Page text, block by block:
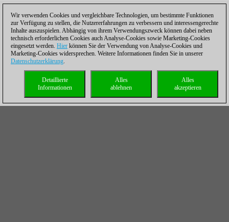
Wir verwenden Cookies und vergleichbare Technologien, um bestimmte Funktionen
zur Verfügung zu stellen, die Nutzererfahrungen zu verbessern und interessengerechte
Inhalte auszuspielen. Abhängig von ihrem Verwendungszweck können dabei neben
technisch erforderlichen Cookies auch Analyse-Cookies sowie Marketing-Cookies
eingesetzt werden. Hier können Sie der Verwendung von Analyse-Cookies und
Marketing-Cookies widersprechen. Weitere Informationen finden Sie in unserer
Datenschutzerklärung.
Alles
akzeptieren
Alles
ablehnen
Detaillierte
Informationen